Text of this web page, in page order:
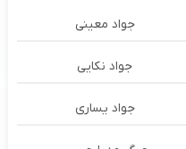
جواد معینی
جواد نکایی
جواد یساری